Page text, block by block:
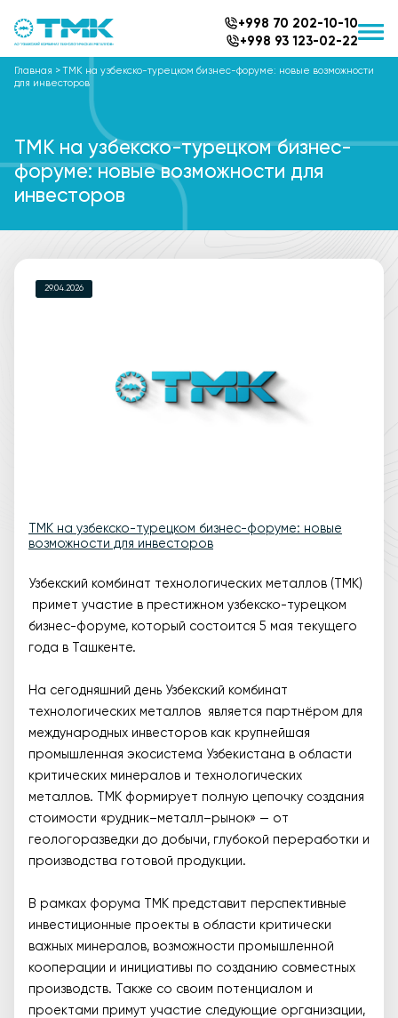
+998 70 202-10-10
+998 93 123-02-22
Главная >ТМК на узбекско-турецком бизнес-форуме: новые возможности
для инвесторов
ТМК на узбекско-турецком бизнес-
форуме: новые возможности для
инвесторов
29.04.2026
ТМК на узбекско-турецком бизнес-форуме: новые
возможности для инвесторов
Узбекский комбинат технологических металлов (ТМК)
примет участие в престижном узбекско-турецком
бизнес-форуме, который состоится 5 мая текущего
года в Ташкенте.
На сегодняшний день Узбекский комбинат
технологических металлов является партнёром для
международных инвесторов как крупнейшая
промышленная экосистема Узбекистана в области
критических минералов и технологических
металлов. ТМК формирует полную цепочку создания
стоимости «рудник–металл–рынок» — от
геологоразведки до добычи, глубокой переработки и
производства готовой продукции.
В рамках форума ТМК представит перспективные
инвестиционные проекты в области критически
важных минералов, возможности промышленной
кооперации и инициативы по созданию совместных
производств. Также со своим потенциалом и
проектами примут участие следующие организации,